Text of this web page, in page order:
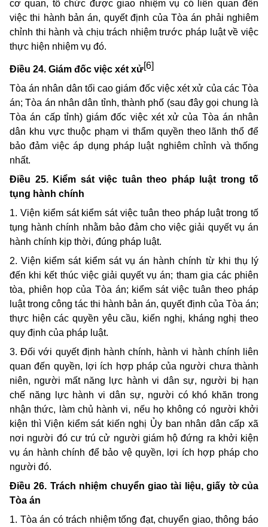
cơ quan, tổ chức được giao nhiệm vụ có liên quan đến
việc thi hành bản án, quyết định của Tòa án phải nghiêm
chỉnh thi hành và chịu trách nhiệm trước pháp luật về việc
thực hiện nhiệm vụ đó.
Điều 24. Giám đốc việc xét xử[6]
Tòa án nhân dân tối cao giám đốc việc xét xử của các Tòa
án; Tòa án nhân dân tỉnh, thành phố (sau đây gọi chung là
Tòa án cấp tỉnh) giám đốc việc xét xử của Tòa án nhân
dân khu vực thuộc phạm vi thẩm quyền theo lãnh thổ để
bảo đảm việc áp dụng pháp luật nghiêm chỉnh và thống
nhất.
Điều 25. Kiểm sát việc tuân theo pháp luật trong tố
tụng hành chính
1. Viện kiểm sát kiểm sát việc tuân theo pháp luật trong tố
tụng hành chính nhằm bảo đảm cho việc giải quyết vụ án
hành chính kịp thời, đúng pháp luật.
2. Viện kiểm sát kiểm sát vụ án hành chính từ khi thụ lý
đến khi kết thúc việc giải quyết vụ án; tham gia các phiên
tòa, phiên họp của Tòa án; kiểm sát việc tuân theo pháp
luật trong công tác thi hành bản án, quyết định của Tòa án;
thực hiện các quyền yêu cầu, kiến nghị, kháng nghị theo
quy định của pháp luật.
3. Đối với quyết định hành chính, hành vi hành chính liên
quan đến quyền, lợi ích hợp pháp của người chưa thành
niên, người mất năng lực hành vi dân sự, người bị hạn
chế năng lực hành vi dân sự, người có khó khăn trong
nhận thức, làm chủ hành vi, nếu họ không có người khởi
kiện thì Viện kiểm sát kiến nghị Ủy ban nhân dân cấp xã
nơi người đó cư trú cử người giám hộ đứng ra khởi kiện
vụ án hành chính để bảo vệ quyền, lợi ích hợp pháp cho
người đó.
Điều 26. Trách nhiệm chuyển giao tài liệu, giấy tờ của
Tòa án
1. Tòa án có trách nhiệm tống đạt, chuyển giao, thông báo